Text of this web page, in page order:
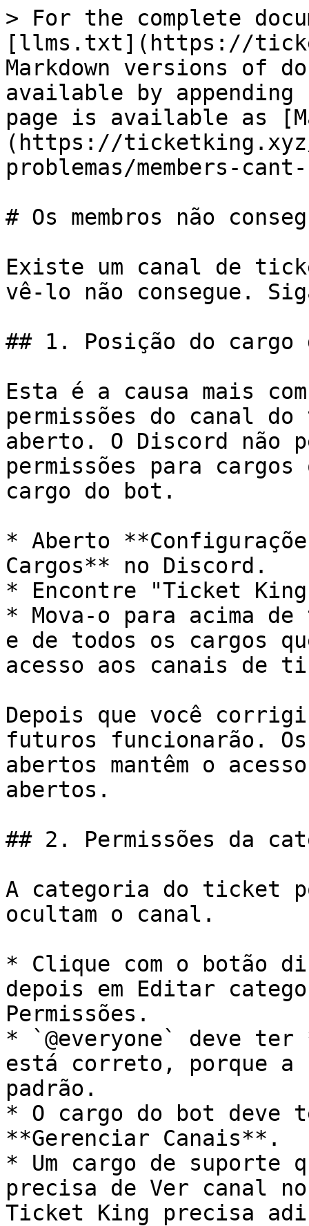
> For the complete
[llms.txt](https://
Markdown versions of
available by
page is available as
(https://
problemas/members-
# Os membros não
Existe um canal de
vê-lo não consegue.
## 1. Posição do
Esta é a causa mais
permissões do canal
aberto. O Discord não
permissões para
cargo do bot.
* Aberto
Cargos** no Discord.
* Encontre "Ticket
* Mova-o para acima
e de todos os cargos
acesso aos canais de
Depois que você
futuros funcionarão.
abertos mantêm o
abertos.
## 2. Permissões da
A categoria do ticket
ocultam o canal.
* Clique com o botão
depois em Editar
Permissões.
* `@everyone` deve
está correto, porque a
padrão.
* O cargo do bot deve
**Gerenciar Canais**.
* Um cargo de suporte
precisa de Ver canal
Ticket King precisa